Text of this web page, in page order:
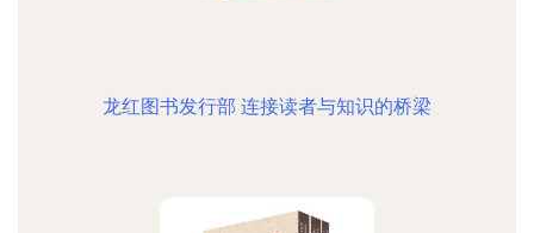
龙红图书发行部 连接读者与知识的桥梁